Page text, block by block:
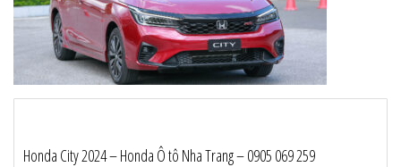
Honda City 2024 – Honda Ô tô Nha Trang – 0905 069 259